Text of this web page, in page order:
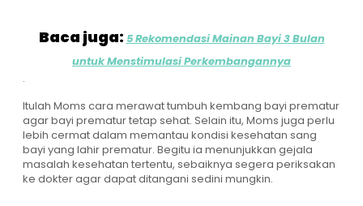
Baca juga: 5 Rekomendasi Mainan Bayi 3 Bulan
untuk Menstimulasi Perkembangannya
.
Itulah Moms cara merawat tumbuh kembang bayi prematur
agar bayi prematur tetap sehat. Selain itu, Moms juga perlu
lebih cermat dalam memantau kondisi kesehatan sang
bayi yang lahir prematur. Begitu ia menunjukkan gejala
masalah kesehatan tertentu, sebaiknya segera periksakan
ke dokter agar dapat ditangani sedini mungkin.